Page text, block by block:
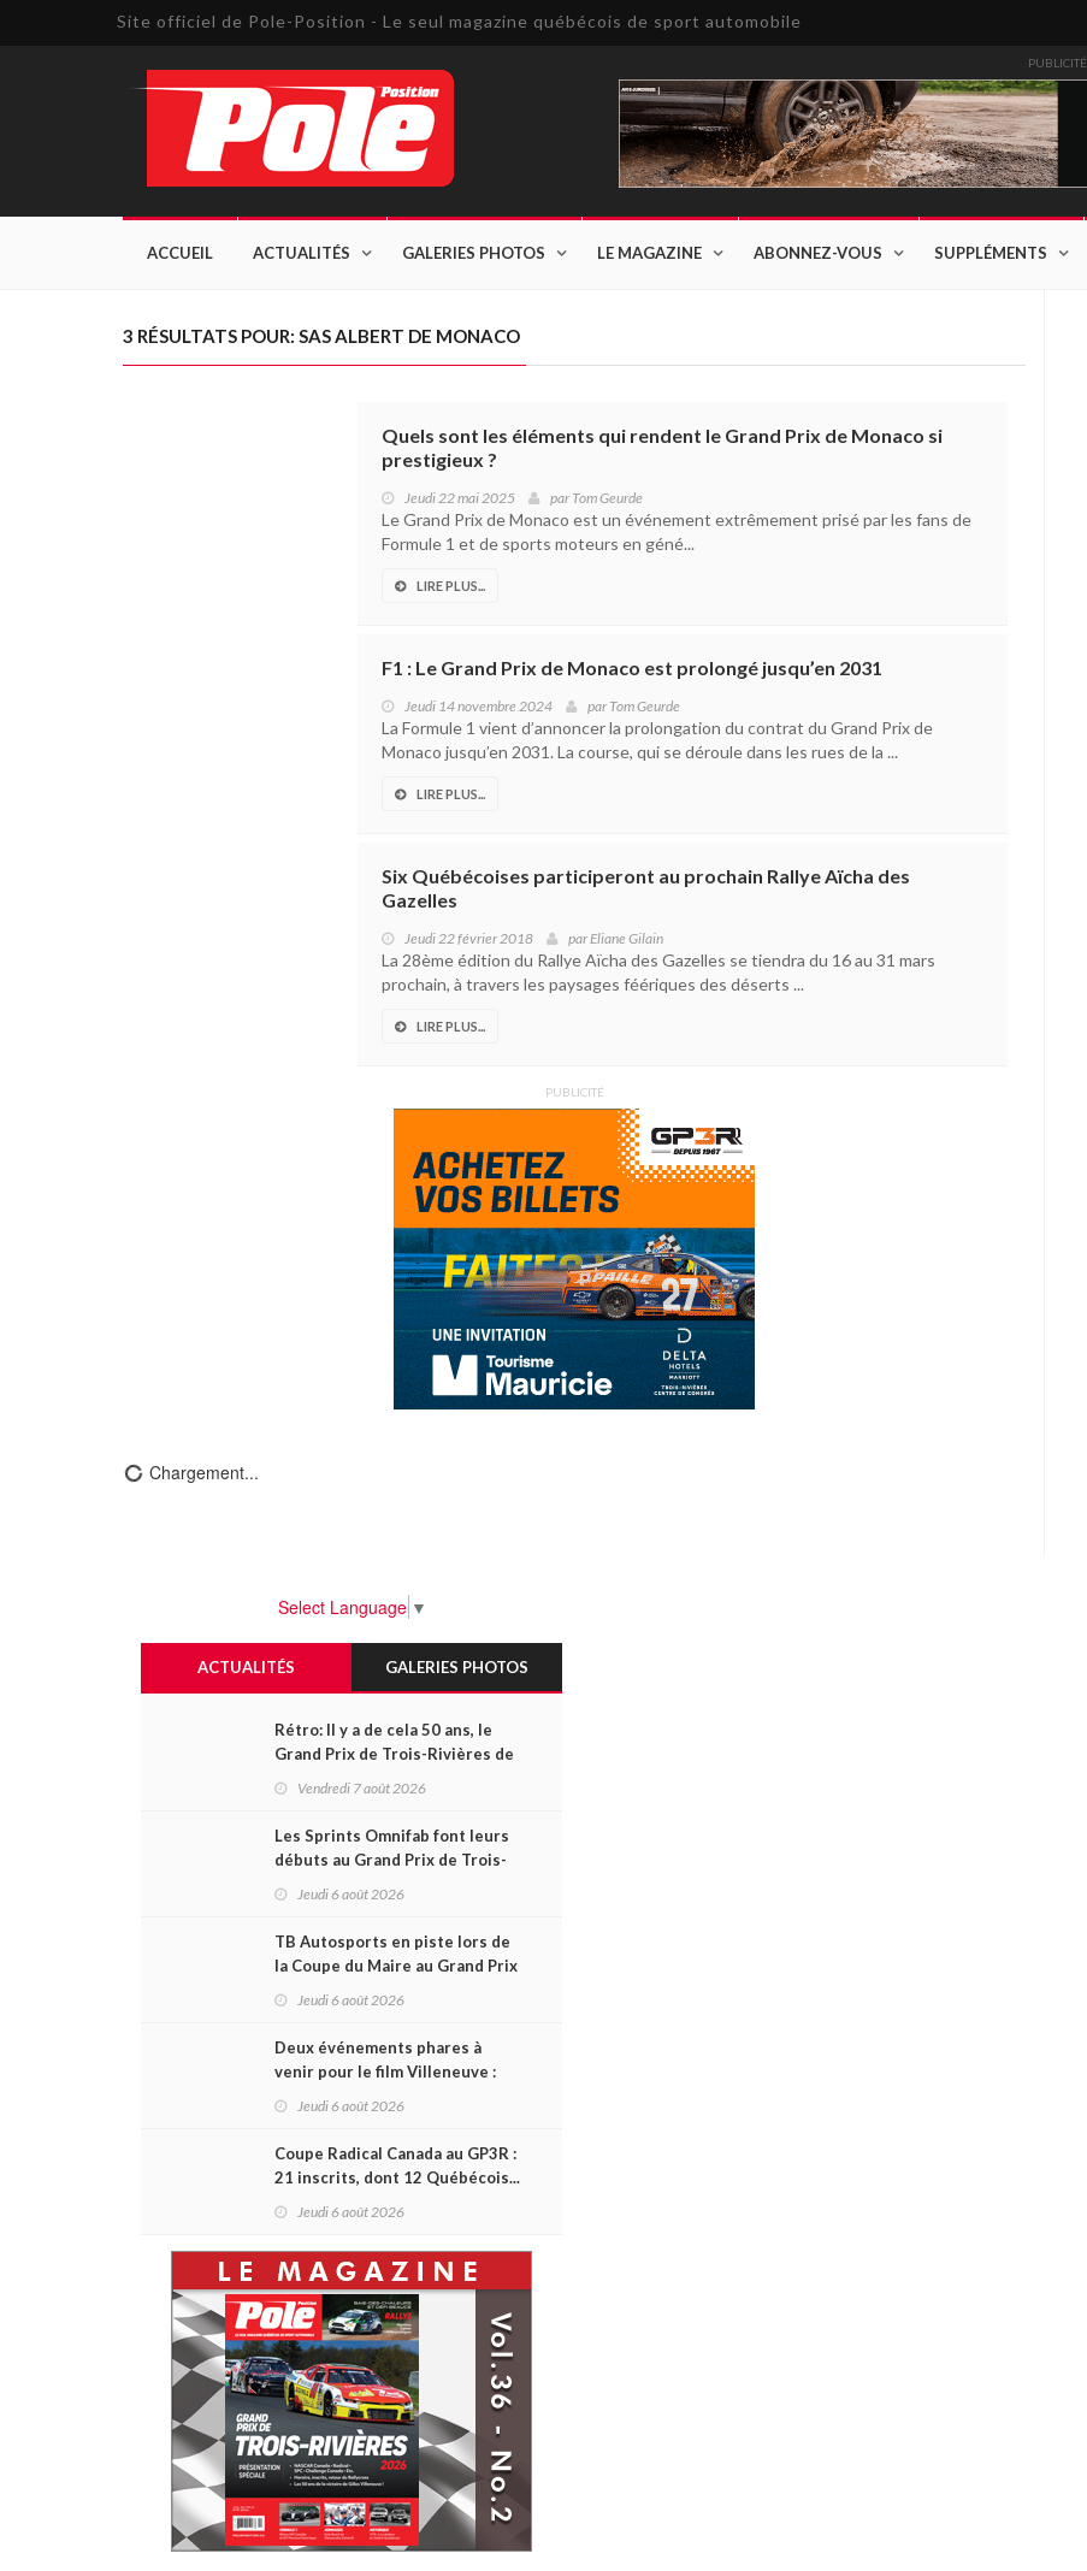
Site officiel de Pole-Position - Le seul magazine québécois de sport automobile
PUBLICITÉ
ACCUEIL ACTUALITÉS GALERIES PHOTOS LE MAGAZINE ABONNEZ-VOUS SUPPLÉMENTS
3 RÉSULTATS POUR: SAS ALBERT DE MONACO
Quels sont les éléments qui rendent le Grand Prix de Monaco si
prestigieux ?
Jeudi 22 mai 2025 par Tom Geurde
Le Grand Prix de Monaco est un événement extrêmement prisé par les fans de
Formule 1 et de sports moteurs en géné...
LIRE PLUS...
F1 : Le Grand Prix de Monaco est prolongé jusqu’en 2031
Jeudi 14 novembre 2024 par Tom Geurde
La Formule 1 vient d’annoncer la prolongation du contrat du Grand Prix de
Monaco jusqu’en 2031. La course, qui se déroule dans les rues de la ...
LIRE PLUS...
Six Québécoises participeront au prochain Rallye Aïcha des
Gazelles
Jeudi 22 février 2018 parEliane Gilain
La 28ème édition du Rallye Aïcha des Gazelles se tiendra du 16 au 31 mars
prochain, à travers les paysages féériques des déserts ...
LIRE PLUS...
PUBLICITÉ
Chargement...
Select Language ▼
ACTUALITÉS GALERIES PHOTOS
Rétro: Il y a de cela 50 ans, le
Grand Prix de Trois-Rivières de
1976
Vendredi 7 août 2026
Les Sprints Omnifab font leurs
débuts au Grand Prix de Trois-
Rivières avec un format inspiré
Jeudi 6 août 2026
TB Autosports en piste lors de
la Coupe du Maire au Grand Prix
de Trois-Rivières
Jeudi 6 août 2026
Deux événements phares à
venir pour le film Villeneuve :
L'ascension d'une légende (+
Jeudi 6 août 2026
Coupe Radical Canada au GP3R :
21 inscrits, dont 12 Québécois...
et un premier gain d'Antoine
Jeudi 6 août 2026